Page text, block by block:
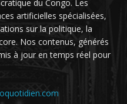
du Congo. Les
artificielles spécialisées,
sur la politique, la
Nos contenus, générés
à jour en temps réel pour